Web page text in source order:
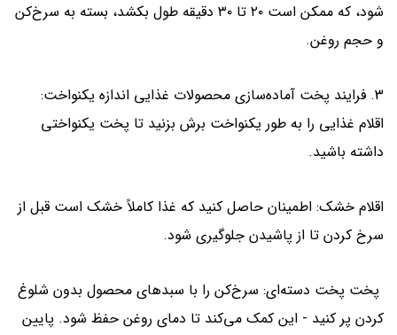
شود، که ممکن است ۲۰ تا ۳۰ دقیقه طول بکشد، بسته به سرخ‌کن
و حجم روغن.
3. فرایند پخت آماده‌سازی محصولات غذایی اندازه یکنواخت:
اقلام غذایی را به طور یکنواخت برش بزنید تا پخت یکنواختی
داشته باشید.
اقلام خشک: اطمینان حاصل کنید که غذا کاملاً خشک است قبل از
سرخ کردن تا از پاشیدن جلوگیری شود.
پخت پخت دسته‌ای: سرخ‌کن را با سبدهای محصول بدون شلوغ
کردن پر کنید - این کمک می‌کند تا دمای روغن حفظ شود. پایین